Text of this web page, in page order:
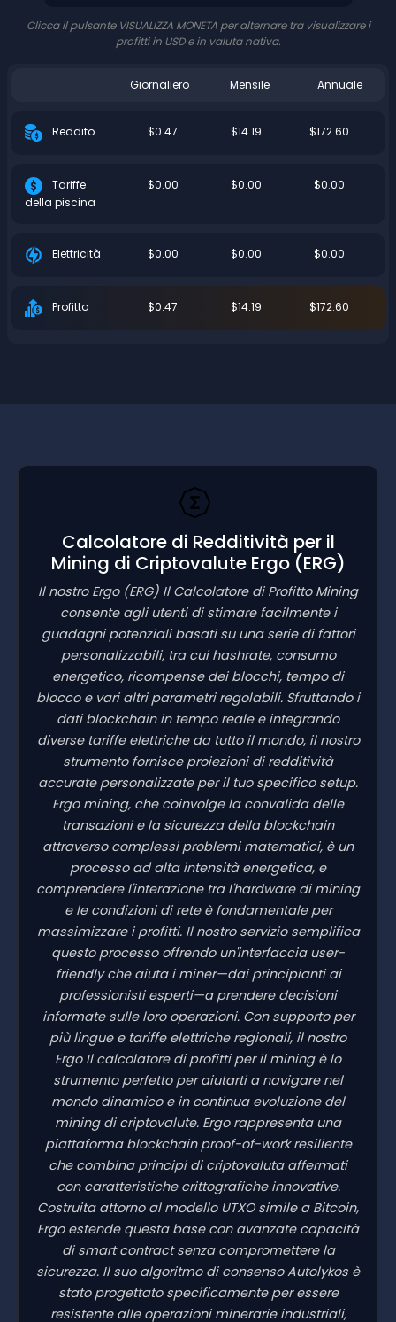
Clicca il pulsante VISUALIZZA MONETA per alternare tra visualizzare i
profitti in USD e in valuta nativa.
Giornaliero Mensile Annuale
Reddito $0.47 $14.19 $172.60
Tariffe
della piscina
$0.00 $0.00 $0.00
Elettricità $0.00 $0.00 $0.00
Profitto $0.47 $14.19 $172.60
Calcolatore di Redditività per il
Mining di Criptovalute Ergo (ERG)
Il nostro Ergo (ERG) Il Calcolatore di Profitto Mining
consente agli utenti di stimare facilmente i
guadagni potenziali basati su una serie di fattori
personalizzabili, tra cui hashrate, consumo
energetico, ricompense dei blocchi, tempo di
blocco e vari altri parametri regolabili. Sfruttando i
dati blockchain in tempo reale e integrando
diverse tariffe elettriche da tutto il mondo, il nostro
strumento fornisce proiezioni di redditività
accurate personalizzate per il tuo specifico setup.
Ergo mining, che coinvolge la convalida delle
transazioni e la sicurezza della blockchain
attraverso complessi problemi matematici, è un
processo ad alta intensità energetica, e
comprendere l'interazione tra l'hardware di mining
e le condizioni di rete è fondamentale per
massimizzare i profitti. Il nostro servizio semplifica
questo processo offrendo un'interfaccia user-
friendly che aiuta i miner—dai principianti ai
professionisti esperti—a prendere decisioni
informate sulle loro operazioni. Con supporto per
più lingue e tariffe elettriche regionali, il nostro
Ergo Il calcolatore di profitti per il mining è lo
strumento perfetto per aiutarti a navigare nel
mondo dinamico e in continua evoluzione del
mining di criptovalute. Ergo rappresenta una
piattaforma blockchain proof-of-work resiliente
che combina principi di criptovaluta affermati
con caratteristiche crittografiche innovative.
Costruita attorno al modello UTXO simile a Bitcoin,
Ergo estende questa base con avanzate capacità
di smart contract senza compromettere la
sicurezza. Il suo algoritmo di consenso Autolykos è
stato progettato specificamente per essere
resistente alle operazioni minerarie industriali,